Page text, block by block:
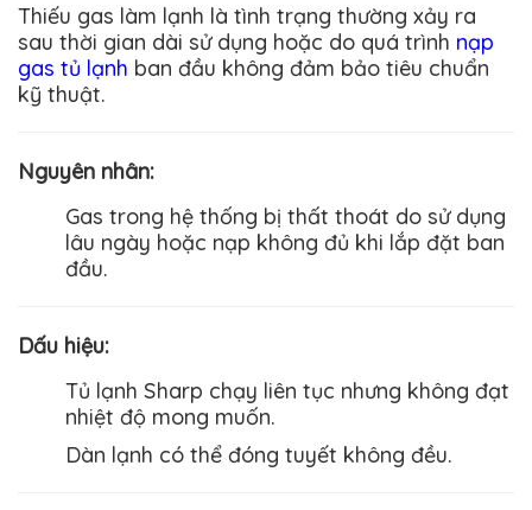
Thiếu gas làm lạnh là tình trạng thường xảy ra
sau thời gian dài sử dụng hoặc do quá trình nạp
gas tủ lạnh ban đầu không đảm bảo tiêu chuẩn
kỹ thuật.
Nguyên nhân:
Gas trong hệ thống bị thất thoát do sử dụng
lâu ngày hoặc nạp không đủ khi lắp đặt ban
đầu.
Dấu hiệu:
Tủ lạnh Sharp chạy liên tục nhưng không đạt
nhiệt độ mong muốn.
Dàn lạnh có thể đóng tuyết không đều.